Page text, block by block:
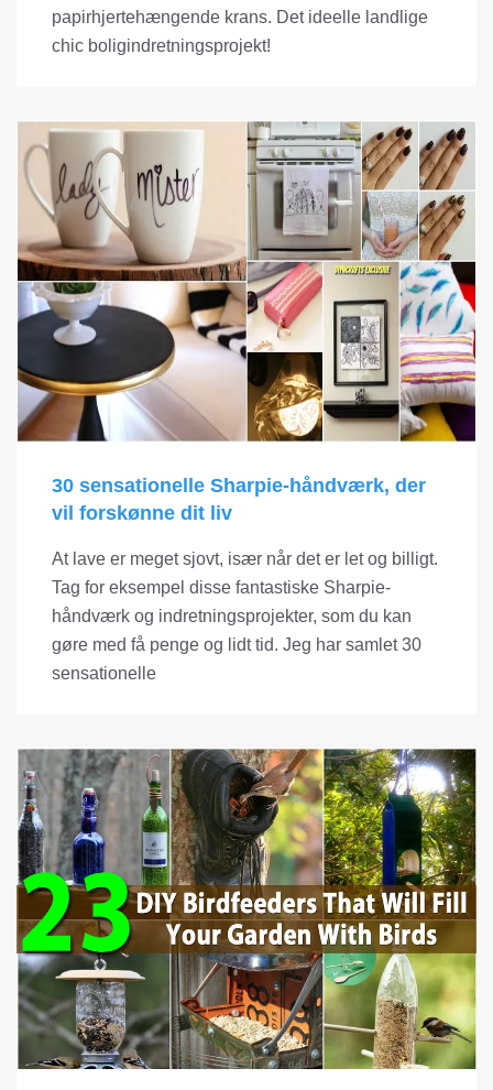
papirhjertehængende krans. Det ideelle landlige
chic boligindretningsprojekt!
30 sensationelle Sharpie-håndværk, der
vil forskønne dit liv
At lave er meget sjovt, især når det er let og billigt.
Tag for eksempel disse fantastiske Sharpie-
håndværk og indretningsprojekter, som du kan
gøre med få penge og lidt tid. Jeg har samlet 30
sensationelle